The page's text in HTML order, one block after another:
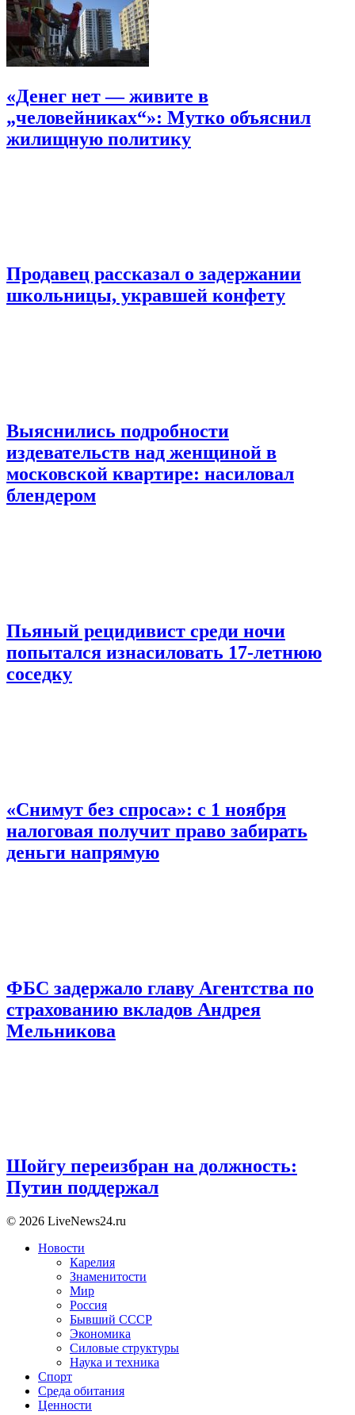
«Денег нет — живите в
„человейниках“»: Мутко объяснил
жилищную политику
Продавец рассказал о задержании
школьницы, укравшей конфету
Выяснились подробности
издевательств над женщиной в
московской квартире: насиловал
блендером
Пьяный рецидивист среди ночи
попытался изнасиловать 17-летнюю
соседку
«Снимут без спроса»: с 1 ноября
налоговая получит право забирать
деньги напрямую
ФБС задержало главу Агентства по
страхованию вкладов Андрея
Мельникова
Шойгу переизбран на должность:
Путин поддержал
© 2026 LiveNews24.ru
Новости
Карелия
Знаменитости
Мир
Россия
Бывший СССР
Экономика
Силовые структуры
Наука и техника
Спорт
Среда обитания
Ценности